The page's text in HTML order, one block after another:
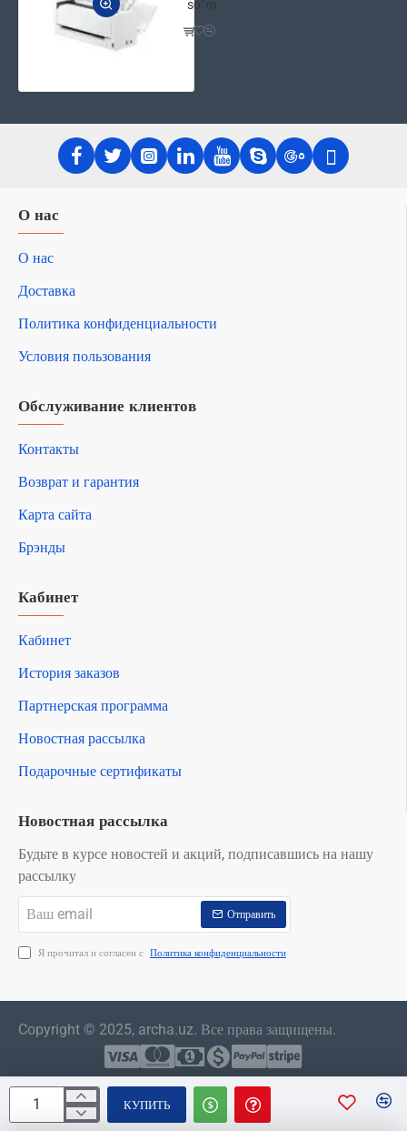
КУПИТЬ
soʻm
О нас
О нас
Доставка
Политика конфиденциальности
Условия пользования
Обслуживание клиентов
Контакты
Возврат и гарантия
Карта сайта
Брэнды
Кабинет
Кабинет
История заказов
Партнерская программа
Новостная рассылка
Подарочные сертификаты
Новостная рассылка
Будьте в курсе новостей и акций, подписавшись на нашу
рассылку
email
Отправить
Я прочитал и согласен с Политика конфиденциальности
Copyright © 2025, archa.uz. Все права защищены.